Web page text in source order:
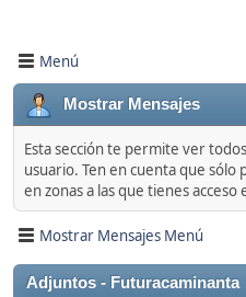
Menú
Mostrar Mensajes
Esta sección te permite ver
usuario. Ten en cuenta que sólo
en zonas a las que tienes
Mostrar Mensajes Menú
Adjuntos - Futuracaminanta